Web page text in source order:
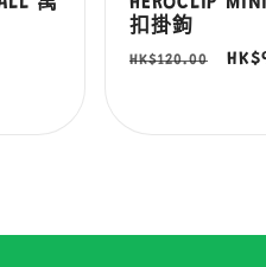
扣掛鉤
定
HK$120.00
售